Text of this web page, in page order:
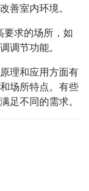
善室内环境。
要求的场所，如
调节功能。
理和应用方面有
场所特点。有些
足不同的需求。